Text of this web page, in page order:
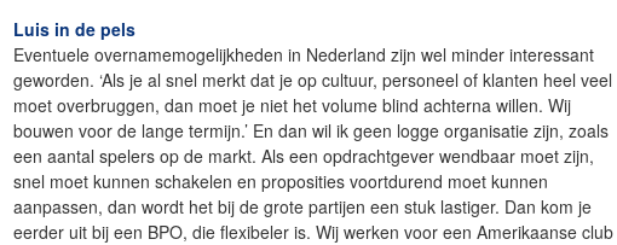
Luis in de pels
Eventuele overnamemogelijkheden in Nederland zijn wel minder interessant
geworden. ‘Als je al snel merkt dat je op cultuur, personeel of klanten heel veel
moet overbruggen, dan moet je niet het volume blind achterna willen. Wij
bouwen voor de lange termijn.’ En dan wil ik geen logge organisatie zijn, zoals
een aantal spelers op de markt. Als een opdrachtgever wendbaar moet zijn,
snel moet kunnen schakelen en proposities voortdurend moet kunnen
aanpassen, dan wordt het bij de grote partijen een stuk lastiger. Dan kom je
eerder uit bij een BPO, die flexibeler is. Wij werken voor een Amerikaanse club